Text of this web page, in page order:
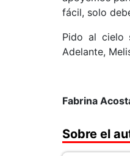
fácil, solo
Pido al cielo
Adelante,
Fabrina
Sobre el